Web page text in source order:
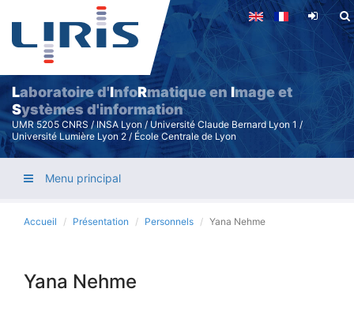
Aller
contenu
principal
Laboratoire d'InfoRmatique enImage et
Systèmes d'information
UMR 5205 CNRS / INSA Lyon / Université Claude Bernard Lyon 1 /
Université Lumière Lyon 2 / École Centrale de Lyon
Menu principal
Accueil Présentation Personnels Yana Nehme
Yana Nehme